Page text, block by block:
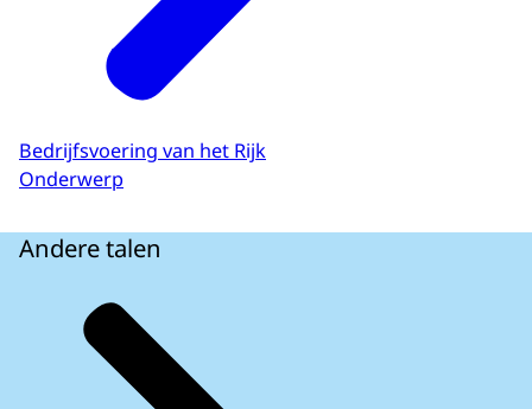
Bedrijfsvoering van het Rijk
Onderwerp
Andere talen